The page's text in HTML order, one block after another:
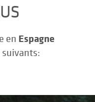
en Espagne
suivants: